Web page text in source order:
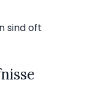
sind oft